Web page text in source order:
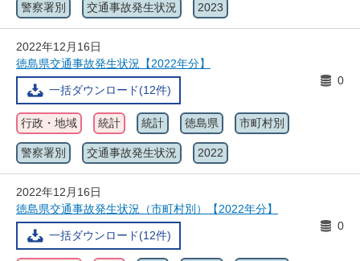
警察署別 交通事故発生状況 2023
2022年12月16日
徳島県交通事故発生状況【2022年分】
一括ダウンロード(12件)
0
行政・地域 統計 統計 徳島県 市町村別
警察署別 交通事故発生状況 2022
2022年12月16日
徳島県交通事故発生状況（市町村別）【2022年分】
一括ダウンロード(12件)
0